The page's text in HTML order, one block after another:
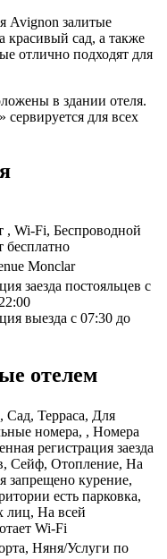
Avignon залитые
красивый сад, а также
отлично подходят для
в здании отеля.
для всех
, Wi-Fi, Беспроводной
бесплатно
Monclar
заезда постояльцев с
выезда с 07:30 до
отелем
Сад, Терраса, Для
номера, , Номера
регистрация заезда
Сейф, Отопление, На
запрещено курение,
есть парковка,
лиц, На всей
Wi-Fi
Няня/Услуги по